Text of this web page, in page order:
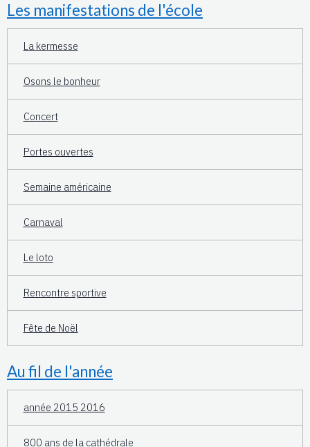
Les manifestations de l'école
La kermesse
Osons le bonheur
Concert
Portes ouvertes
Semaine américaine
Carnaval
Le loto
Rencontre sportive
Fête de Noël
Au fil de l'année
année 2015 2016
800 ans de la cathédrale